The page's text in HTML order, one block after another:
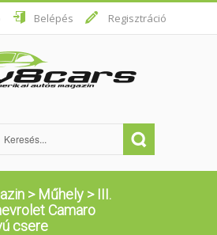
Belépés Regisztráció
> Műhely > III.
Camaro
csere